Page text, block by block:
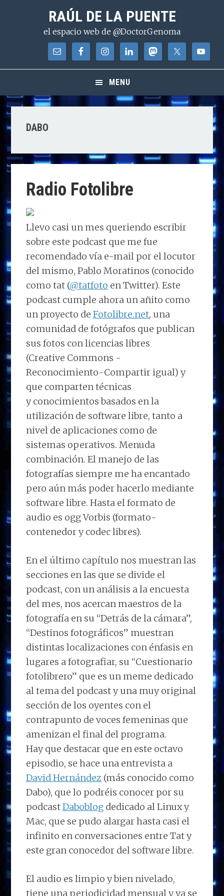
contenido
RAÚL DE LA PUENTE
el espacio web de @DoctorGenoma
MENU
DABO
Radio Fotolibre
Llevo casi un mes queriendo escribir
sobre este podcast que me fue
recomendado vía e-mail por el locutor
del mismo, Pablo Moratinos (conocido
como tat (@tatfoto en Twitter). Este
podcast cumple ahora un añito como
un proyecto deFotolibre.net, una
comunidad de fotógrafos que publican
sus fotos con licencias libres
(Creative Commons -
Reconocimiento-Compartir igual) y
que comparten técnicas
y conocimientos basados en la
utilización de software libre, tanto a
nivel de aplicaciones como de
sistemas operativos. Menuda
combinación. El manejo de las
fotografías siempre me ha encantado
pero aún más poder hacerlo mediante
software libre. Hasta el formato de
audio es ogg Vorbis (formato-
contenedor y codec libres).
En el último capítulo nos muestran las
secciones en las que se divide el
podcast, con un análisis a la encuesta
del mes, nos acercan maestros de la
fotografía en su “Detrás de la cámara”,
“Destinos fotográficos” muestran
distintas localizaciones con énfasis en
lugares a fotografiar, su “Cuestionario
fotolibrero” que es un meme dedicado
al tema del podcast y una muy original
sección de los oyentes con el
contrapunto de voces femeninas que
amenizan el final del programa.
Hay que destacar que en este octavo
episodio, se hace una entrevista a
David Hernández (más conocido como
Dabo), que lo podréis conocer por su
podcastDaboblog dedicado al Linux y
Mac, que se pudo alargar hasta casi el
infinito en conversaciones entre Tat y
este gran conocedor del software libre.
El audio es limpio y bien nivelado,
tiene una periodicidad mensual y ya se